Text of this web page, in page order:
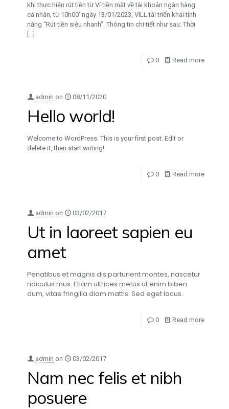
khi thực hiện rút tiền từ Ví tiền mặt về tài khoản ngân hàng
cá nhân, từ 10h00’ ngày 13/01/2023, VILL tái triển khai tính
năng “Rút tiền siêu nhanh”. Thông tin chi tiết như sau: Thời
[…]
0 Read more
admin on 08/11/2020
Hello world!
Welcome to WordPress. This is your first post. Edit or
delete it, then start writing!
0 Read more
admin on 03/02/2017
Ut in laoreet sapien eu
amet
Penatibus et magnis dis parturient montes, nascetur
ridiculus mus. Etiam ultrices metus ut enim biben
dum, vitae fringilla diam mattis. Sed eget lacus.
0 Read more
admin on 03/02/2017
Nam nec felis et nibh
posuere